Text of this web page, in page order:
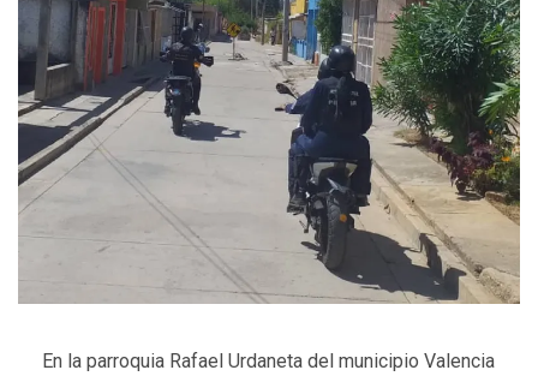
En la parroquia Rafael Urdaneta del municipio Valencia